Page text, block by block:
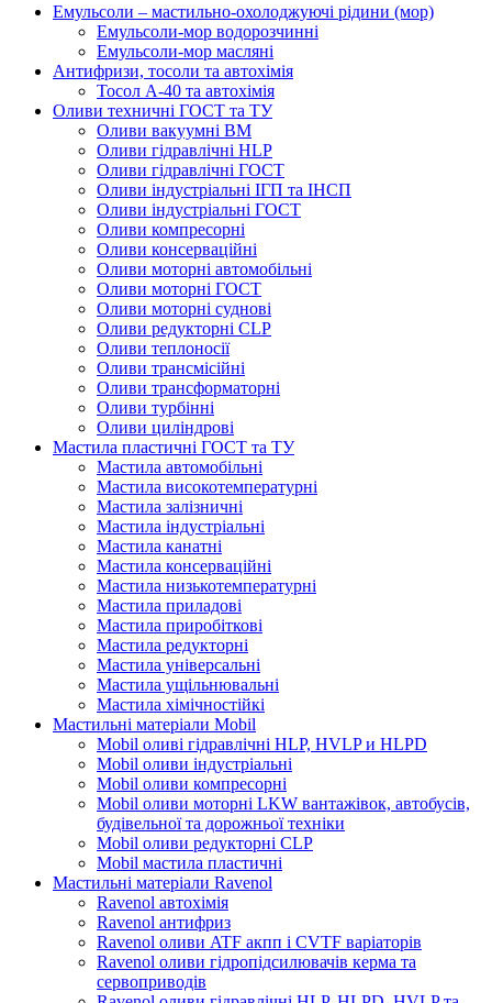
Емульсоли – мастильно-охолоджуючі рідини (мор)
Емульсоли-мор водорозчинні
Емульсоли-мор масляні
Антифризи, тосоли та автохімія
Тосол А-40 та автохімія
Оливи техничні ГОСТ та ТУ
Оливи вакуумні ВМ
Оливи гідравлічні HLP
Оливи гідравлічні ГОСТ
Оливи індустріальні ІГП та ІНСП
Оливи індустріальні ГОСТ
Оливи компресорні
Оливи консерваційні
Оливи моторні автомобільні
Оливи моторні ГОСТ
Оливи моторні суднові
Оливи редукторні CLP
Оливи теплоносії
Оливи трансмісійні
Оливи трансформаторні
Оливи турбінні
Оливи циліндрові
Мастила пластичні ГОСТ та ТУ
Мастила автомобільні
Мастила високотемпературні
Мастила залізничні
Мастила індустріальні
Мастила канатні
Мастила консерваційні
Мастила низькотемпературні
Мастила приладові
Мастила приробіткові
Мастила редукторні
Мастила універсальні
Мастила ущільнювальні
Мастила хімічностійкі
Мастильні матеріали Mobil
Mobil оливі гідравлічні HLP, HVLP и HLPD
Mobil оливи індустріальні
Mobil оливи компресорні
Mobil оливи моторні LKW вантажівок, автобусів,
будівельної та дорожньої техніки
Mobil оливи редукторні CLP
Mobil мастила пластичні
Мастильні матеріали Ravenol
Ravenol автохімія
Ravenol антифриз
Ravenol оливи ATF акпп і CVTF варіаторів
Ravenol оливи гідропідсилювачів керма та
сервоприводів